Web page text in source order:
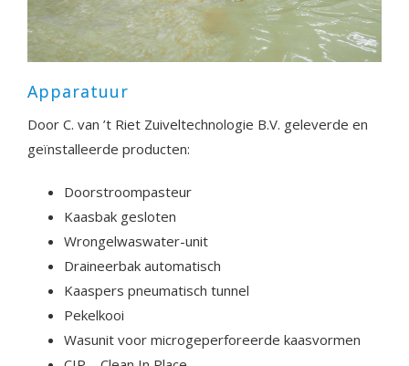
Apparatuur
Door C. van ’t Riet Zuiveltechnologie B.V. geleverde en
geïnstalleerde producten:
Doorstroompasteur
Kaasbak gesloten
Wrongelwaswater-unit
Draineerbak automatisch
Kaaspers pneumatisch tunnel
Pekelkooi
Wasunit voor microgeperforeerde kaasvormen